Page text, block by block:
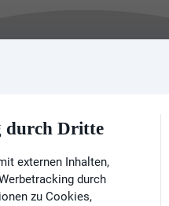
durch Dritte
externen Inhalten,
durch
zu Cookies,